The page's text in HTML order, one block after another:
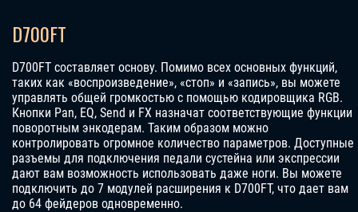
D700FT
D700FT составляет основу. Помимо всех основных функций,
таких как «воспроизведение», «стоп» и «запись», вы можете
управлять общей громкостью с помощью кодировщика RGB.
Кнопки Pan, EQ, Send и FX назначат соответствующие функции
поворотным энкодерам. Таким образом можно
контролировать огромное количество параметров. Доступные
разъемы для подключения педали сустейна или экспрессии
дают вам возможность использовать даже ноги. Вы можете
подключить до 7 модулей расширения к D700FT, что дает вам
до 64 фейдеров одновременно.